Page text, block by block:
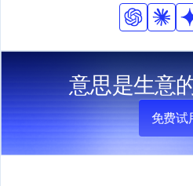
意思是生意
免费试